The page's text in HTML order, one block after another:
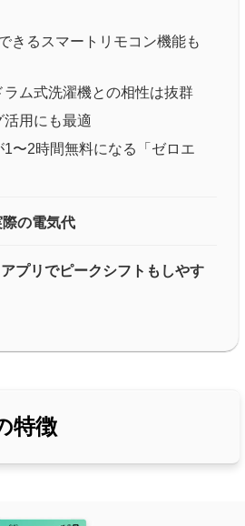
きるスマートリモコン機能も
ラム式洗濯機との相性は抜群
活用にも最適
〜2時間無料になる「ゼロエ
の電気代
プリでピークシフトもしやす
特徴